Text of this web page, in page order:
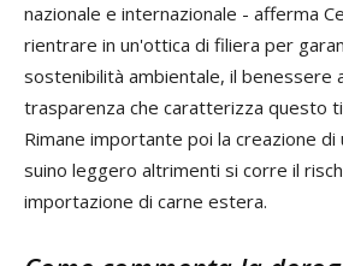
nazionale e internazionale - afferma
rientrare in un'ottica di filiera per
sostenibilità ambientale, il benessere
trasparenza che caratterizza questo
Rimane importante poi la creazione di
suino leggero altrimenti si corre il
importazione di carne estera.